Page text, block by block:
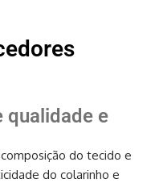
qualidade e
do tecido e
do colarinho e